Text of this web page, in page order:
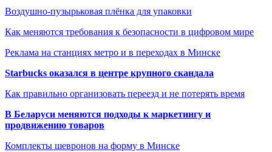
Воздушно-пузырьковая плёнка для упаковки
Как меняются требования к безопасности в цифровом мире
Реклама на станциях метро и в переходах в Минске
Starbucks оказался в центре крупного скандала
Как правильно организовать переезд и не потерять время
В Беларуси меняются подходы к маркетингу и
продвижению товаров
Комплекты шевронов на форму в Минске